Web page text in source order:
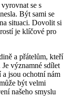
se s
Být sami se
situaci. Dovolit si
je klíčové pro
a přátelům, kteří
významné sdílet
a jsou ochotní nám
být velmi
našeho smyslu